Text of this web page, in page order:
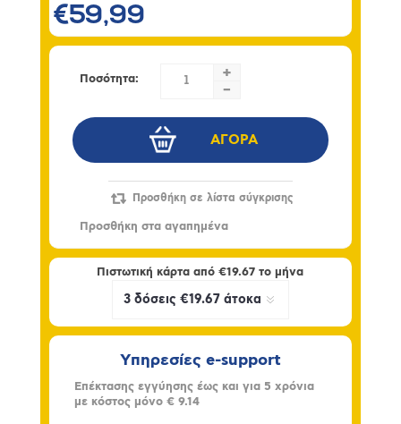
€59,99
Ποσότητα:
+
-
Πιστωτική κάρτα από€19.67 το μήνα
Υπηρεσίες e-support
Επέκτασης εγγύησης έως και για 5 χρόνια
με κόστος μόνο € 9.14